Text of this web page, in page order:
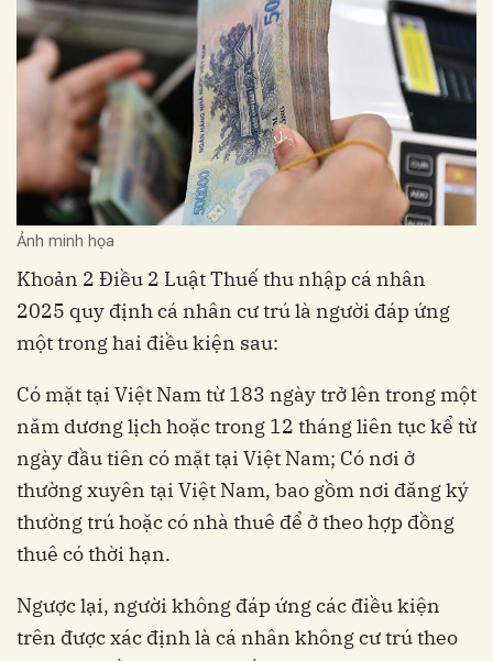
Ảnh minh họa
Khoản 2 Điều 2 Luật Thuế thu nhập cá nhân
2025 quy định cá nhân cư trú là người đáp ứng
một trong hai điều kiện sau:
Có mặt tại Việt Nam từ 183 ngày trở lên trong một
năm dương lịch hoặc trong 12 tháng liên tục kể từ
ngày đầu tiên có mặt tại Việt Nam; Có nơi ở
thường xuyên tại Việt Nam, bao gồm nơi đăng ký
thường trú hoặc có nhà thuê để ở theo hợp đồng
thuê có thời hạn.
Ngược lại, người không đáp ứng các điều kiện
trên được xác định là cá nhân không cư trú theo